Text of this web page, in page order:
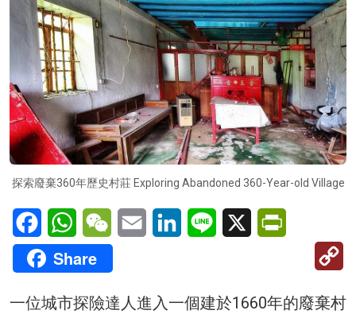
探索廢棄360年歷史村莊 Exploring Abandoned 360-Year-old Village
FacebookWhatsAppWeChatEmail LinkedInLine X
Share
一位城市探險達人進入一個建於1660年的廢棄村